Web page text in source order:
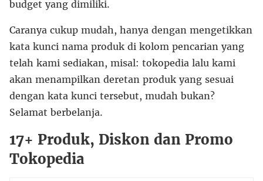
budget yang dimiliki.
Caranya cukup mudah, hanya dengan mengetikkan
kata kunci nama produk di kolom pencarian yang
telah kami sediakan, misal: tokopedia lalu kami
akan menampilkan deretan produk yang sesuai
dengan kata kunci tersebut, mudah bukan?
Selamat berbelanja.
17+ Produk, Diskon dan Promo
Tokopedia